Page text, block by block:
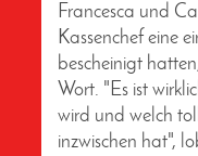
Francesca und
Kassenchef eine
bescheinigt
Wort. "Es ist
wird und welch
inzwischen hat",